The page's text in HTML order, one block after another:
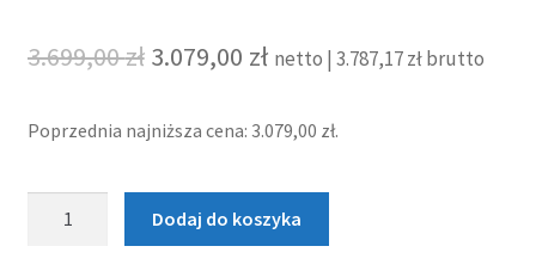
3.699,00zł Pierwotna
wynosiła:
3.699,00 zł.
3.079,00 złAktualna
wynosi:
3.079,00 zł.
netto | 3.787,17złbrutto
Poprzednia najniższa cena: 3.079,00 zł.
Dodaj do koszyka